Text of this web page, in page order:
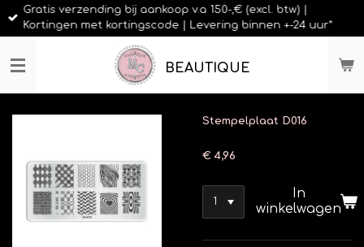
Ga
direct
de
BEAUTIQUE
Gratis verzending bij aankoop v.a 150-,€ (excl. btw) |
Kortingen met kortingscode | Levering binnen +-24 uur*
Stempelplaat D016
€ 4,96
In
winkelwagen